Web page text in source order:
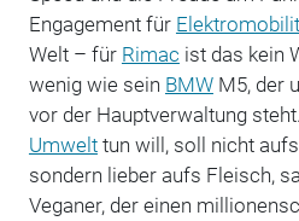
Engagement für
Welt – für Rimac ist das kein
wenig wie sein BMWM5, der
vor der Hauptverwaltung
Umwelttun will, soll nicht
sondern lieber aufs Fleisch,
Veganer, der einen